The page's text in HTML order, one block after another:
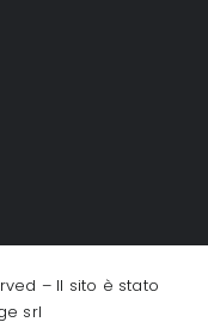
– Il sito è stato
srl